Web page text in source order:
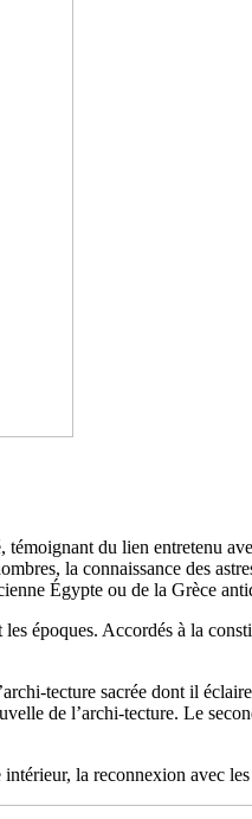
du lien entretenu
la connaissance des
Égypte ou de la Grèce
époques. Accordés à la
tecture sacrée dont il
de l’archi-tecture. Le
la reconnexion avec